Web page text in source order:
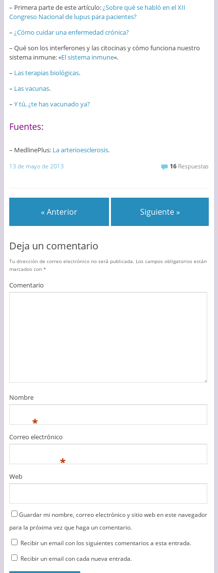
– Primera parte de este artículo:¿Sobre qué se habló en el XII
Congreso Nacional de lupus para pacientes?
– ¿Cómo cuidar una enfermedad crónica?
– Qué son los interferones y las citocinas y cómo funciona nuestro
sistema inmune: «El sistema inmune«.
– Las terapias biológicas.
– Las vacunas.
– Y tú, ¿te has vacunado ya?
Fuentes:
– MedlinePlus: La arterioesclerosis.
13 de mayo de 2013 16 Respuestas
« Anterior Siguiente »
Deja un comentario
Tu dirección de correo electrónico no será publicada. Los campos obligatorios están
marcados con *
Comentario
Nombre
*
Correo electrónico
*
Web
Guardar mi nombre, correo electrónico y sitio web en este navegador
para la próxima vez que haga un comentario.
Recibir un email con los siguientes comentarios a esta entrada.
Recibir un email con cada nueva entrada.